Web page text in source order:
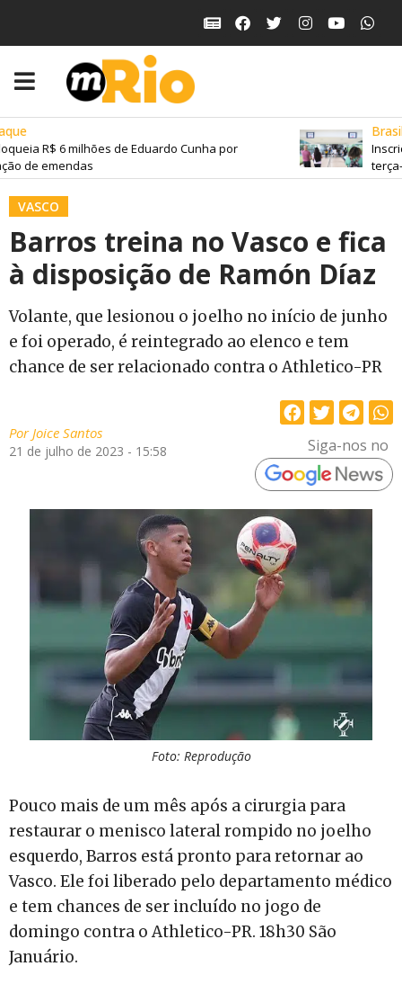
R$ 6 milhões de Eduardo Cunha por
de emendas
Brasil
VASCO
Barros treina no Vasco e fica
à disposição de Ramón Díaz
Volante, que lesionou o joelho no início de junho
e foi operado, é reintegrado ao elenco e tem
chance de ser relacionado contra o Athletico-PR
PorJoice Santos
21 de julho de 2023 - 15:58 Siga-nos no
Foto: Reprodução
Pouco mais de um mês após a cirurgia para
restaurar o menisco lateral rompido no joelho
esquerdo, Barros está pronto para retornar ao
Vasco. Ele foi liberado pelo departamento médico
e tem chances de ser incluído no jogo de
domingo contra o Athletico-PR. 18h30 São
Januário.